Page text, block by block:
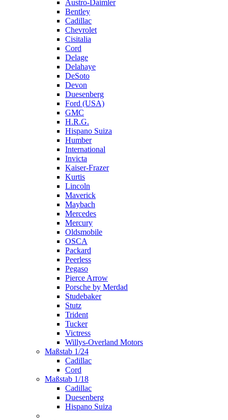
Austro-Daimler
Bentley
Cadillac
Chevrolet
Cisitalia
Cord
Delage
Delahaye
DeSoto
Devon
Duesenberg
Ford (USA)
GMC
H.R.G.
Hispano Suiza
Humber
International
Invicta
Kaiser-Frazer
Kurtis
Lincoln
Maverick
Maybach
Mercedes
Mercury
Oldsmobile
OSCA
Packard
Peerless
Pegaso
Pierce Arrow
Porsche by Merdad
Studebaker
Stutz
Trident
Tucker
Victress
Willys-Overland Motors
Maßstab 1/24
Cadillac
Cord
Maßstab 1/18
Cadillac
Duesenberg
Hispano Suiza